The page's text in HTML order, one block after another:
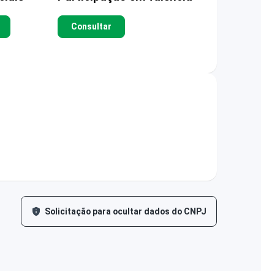
Consultar
Solicitação para ocultar dados do CNPJ